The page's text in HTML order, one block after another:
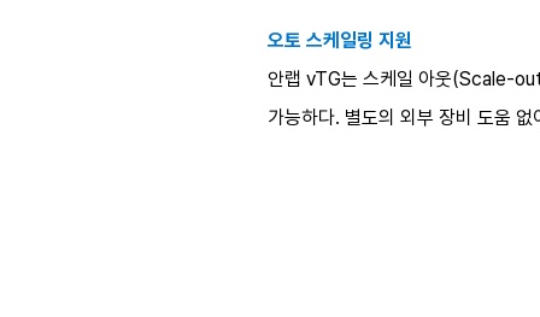
오토 스케일링 지원
안랩 vTG는 스케일 아웃(Scale-
가능하다. 별도의 외부 장비 도움